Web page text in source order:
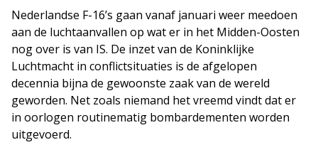
Nederlandse F-16’s gaan vanaf januari weer meedoen
aan de luchtaanvallen op wat er in het Midden-Oosten
nog over is van IS. De inzet van de Koninklijke
Luchtmacht in conflictsituaties is de afgelopen
decennia bijna de gewoonste zaak van de wereld
geworden. Net zoals niemand het vreemd vindt dat er
in oorlogen routinematig bombardementen worden
uitgevoerd.